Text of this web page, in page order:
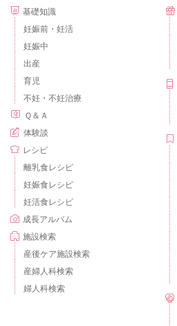
基礎知識
妊娠前・妊活
妊娠中
出産
育児
不妊・不妊治療
Ｑ＆Ａ
体験談
レシピ
離乳食レシピ
妊娠食レシピ
妊活食レシピ
成長アルバム
施設検索
産後ケア施設検索
産婦人科検索
婦人科検索